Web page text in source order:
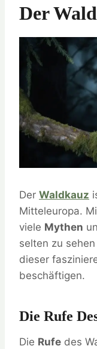
Der
Der Waldkauz
Mitteleuropa.
viele Mythen
selten zu
dieser
beschäftigen.
Die Rufe
Die Rufe des